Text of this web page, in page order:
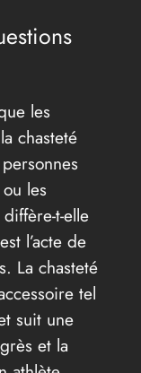
les
chasteté
les
t-elle
l’acte de
La chasteté
tel
suit une
et la